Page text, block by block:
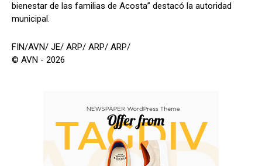
bienestar de las familias de Acosta” destacó la autoridad
municipal.
FIN/AVN/ JE/ ARP/ ARP/ ARP/
© AVN - 2026